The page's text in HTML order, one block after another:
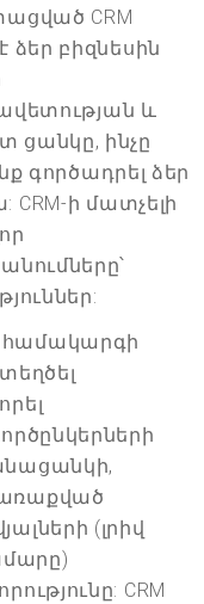
CRM
բիզնեսին
և
ինչը
գործադրել ձեր
ի մատչելի
համակարգի
(լրիվ
CRM